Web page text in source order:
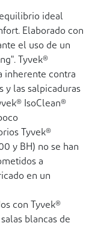
ideal
Elaborado con
el uso de un
Tyvek®
inherente contra
y las salpicaduras
IsoClean®
Tyvek®
y BH) no se han
a
en un
con Tyvek®
blancas de